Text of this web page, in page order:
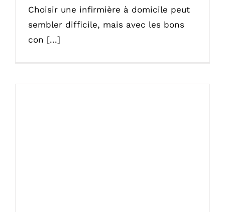
Choisir une infirmière à domicile peut
sembler difficile, mais avec les bons
con [...]